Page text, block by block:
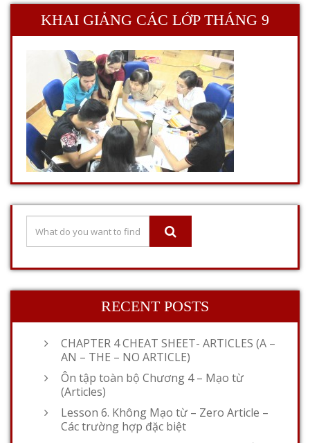
KHAI GIẢNG CÁC LỚP THÁNG 9
RECENT POSTS
CHAPTER 4 CHEAT SHEET- ARTICLES (A –
AN – THE – NO ARTICLE)
Ôn tập toàn bộ Chương 4 – Mạo từ
(Articles)
Lesson 6. Không Mạo từ – Zero Article –
Các trường hợp đặc biệt